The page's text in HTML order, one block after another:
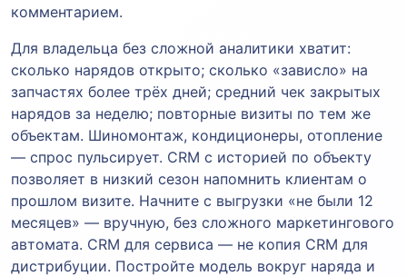
комментарием.
Для владельца без сложной аналитики хватит:
сколько нарядов открыто; сколько «зависло» на
запчастях более трёх дней; средний чек закрытых
нарядов за неделю; повторные визиты по тем же
объектам. Шиномонтаж, кондиционеры, отопление
— спрос пульсирует. CRM с историей по объекту
позволяет в низкий сезон напомнить клиентам о
прошлом визите. Начните с выгрузки «не были 12
месяцев» — вручную, без сложного маркетингового
автомата. CRM для сервиса — не копия CRM для
дистрибуции. Постройте модель вокруг наряда и